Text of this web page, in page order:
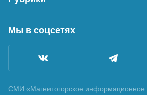
Мы в соцсетях
СМИ «Магнитогорское информационное